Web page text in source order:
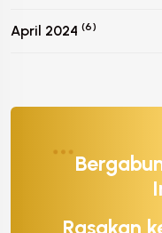
April 2024 (6)